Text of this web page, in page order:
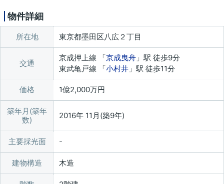
物件詳細
所在地 東京都墨田区八広２丁目
交通
京成押上線 「京成曳舟 」駅 徒歩9分
東武亀戸線 「小村井 」駅 徒歩11分
価格 1億2,000万円
築年月(築年
数)
2016年 11月(築9年)
主要採光面
建物構造 木造